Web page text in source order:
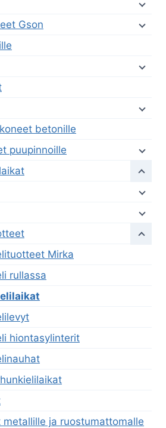
Gson
betonille
puupinnoille
Mirka
rullassa
hiontasylinterit
metallille ja ruostumattomalle